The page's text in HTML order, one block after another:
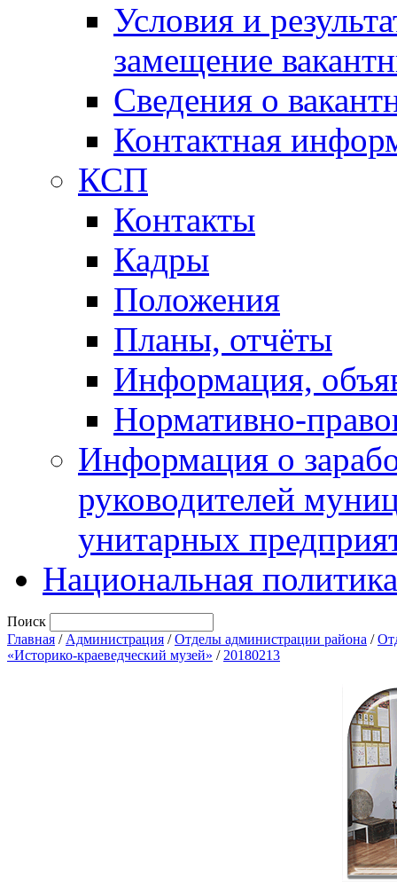
Условия и
замещение
Сведения о
Контактная
КСП
Контакты
Кадры
Положения
Планы, отчёты
Информация,
Нормативно-
Информация о
руководителей
унитарных
Национальная политика
Поиск
Главная / Администрация /Отделы администрации района /
«Историко-краеведческий музей» / 20180213